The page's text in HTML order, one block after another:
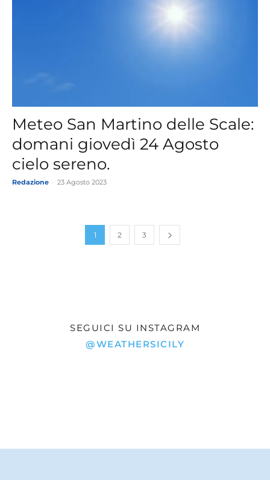
Meteo San Martino delle Scale:
domani giovedì 24 Agosto
cielo sereno.
Redazione 23 Agosto 2023
1 2 3
SEGUICI SU INSTAGRAM
@WEATHERSICILY